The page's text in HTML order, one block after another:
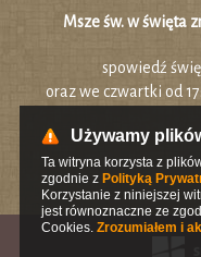
Msze św. w święta
spowiedź
oraz we czwartki od
Używamy
Ta witryna korzysta z
zgodnie z Polityką
Korzystanie z niniejszej
jest równoznaczne ze
Cookies. Zrozumiałem i